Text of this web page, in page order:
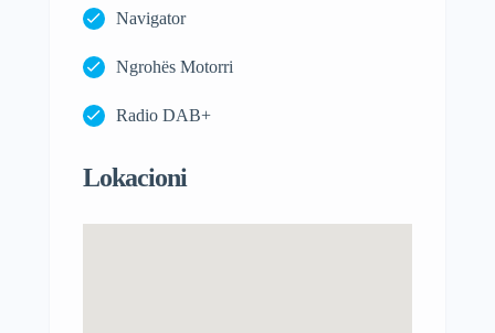
Navigator
Ngrohës Motorri
Radio DAB+
Lokacioni